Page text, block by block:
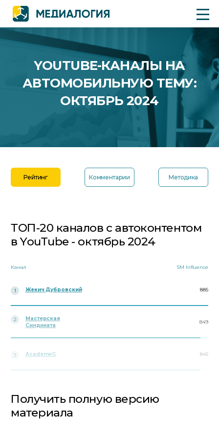
YOUTUBE-КАНАЛЫ НА
АВТОМОБИЛЬНУЮ ТЕМУ:
ОКТЯБРЬ 2024
Рейтинг Комментарии Методика
ТОП-20 каналов с автоконтентом
в YouTube - октябрь 2024
Канал SM Influence
1 Жекич Дубровский 885
2
Мастерская
Синдиката
849
3 AcademeG 845
Получить полную версию
материала